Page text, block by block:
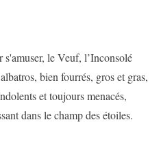
s'amuser, le Veuf, l’Inconsolé
bien fourrés, gros et gras,
et toujours menacés,
dans le champ des étoiles.